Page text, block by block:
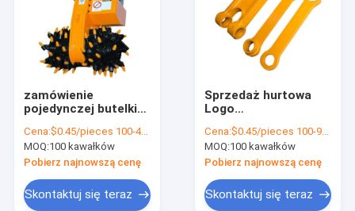
zamówienie
pojedynczej butelki
papierowego wina
prezent szklany
worek 2 butelki
czarnego wina torba
torebki
Cena:$0.45/pieces 100-4999 pieces
MOQ:100 kawałków
Pobierz najnowszą cenę
Skontaktuj się teraz
Sprzedaż hurtowa
Logo
Najlepsza cena
Niestandardowe
Drukowanie Markowe
Czarny Karton
Wianowy Worek
Papierowy
Cena:$0.45/pieces 100-999 pieces
MOQ:100 kawałków
Pobierz najnowszą cenę
Skontaktuj się teraz